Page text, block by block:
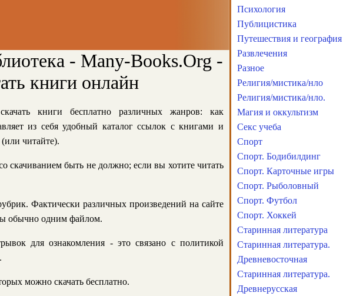
- Many-Books.Org -
книги онлайн
книги бесплатно различных жанров: как
из себя удобный каталог ссылок с книгами и
читайте).
скачиванием быть не должно; если вы хотите читать
Фактически различных произведений на сайте
обычно одним файлом.
для ознакомления - это связано с политикой
можно скачать бесплатно.
Психология
Публицистика
Путешествия и география
Развлечения
Разное
Религия/мистика/нло
Религия/мистика/нло.
Магия и оккультизм
Секс учеба
Спорт
Спорт. Бодибилдинг
Спорт. Карточные игры
Спорт. Рыболовный
Спорт. Футбол
Спорт. Хоккей
Старинная литература
Старинная литература.
Древневосточная
Старинная литература.
Древнерусская